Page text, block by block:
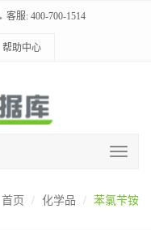
客服: 400-700-1514
帮助中心
首页 化学品 苯氯苄铵